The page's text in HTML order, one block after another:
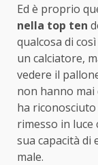
Ed è proprio
nella top ten
qualcosa di
un calciatore,
vedere il
non hanno mai
ha
rimesso in luce
sua capacità di
male.